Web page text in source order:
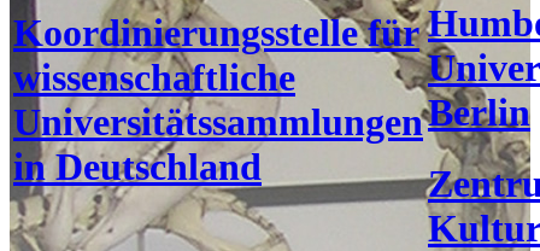
Koordinierungsstelle für
wissenschaftliche
Universitätssammlungen
in Deutschland
Berlin